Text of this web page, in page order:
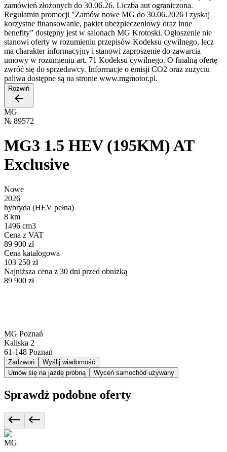
zamówień złożonych do 30.06.26. Liczba aut ograniczona.
Regulamin promocji "Zamów nowe MG do 30.06.2026 i zyskaj
korzystne finansowanie, pakiet ubezpieczeniowy oraz inne
benefity” dostępny jest w salonach MG Krotoski. Ogłoszenie nie
stanowi oferty w rozumieniu przepisów Kodeksu cywilnego, lecz
ma charakter informacyjny i stanowi zaproszenie do zawarcia
umowy w rozumieniu art. 71 Kodeksu cywilnego. O finalną ofertę
zwróć się do sprzedawcy. Informacje o emisji CO2 oraz zużyciu
paliwa dostępne są na stronie www.mgmotor.pl.
Rozwiń
MG
№ 89572
MG3 1.5 HEV (195KM) AT
Exclusive
Nowe
2026
hybryda (HEV pełna)
8 km
1496 cm3
Cena z VAT
89 900 zł
Cena katalogowa
103 250 zł
Najniższa cena z 30 dni przed obniżką
89 900 zł
MG Poznań
Kaliska 2
61-148 Poznań
Zadzwoń
Wyślij wiadomość
Umów się na jazdę próbną
Wyceń samochód używany
Sprawdź podobne oferty
MG